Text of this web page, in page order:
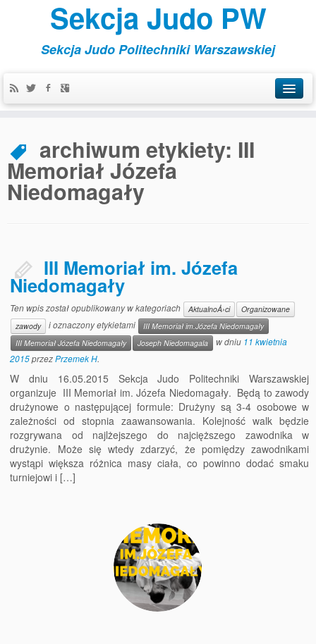
Sekcja Judo PW
Sekcja Judo Politechniki Warszawskiej
archiwum etykiety: III
Memoriał Józefa
Niedomagały
III Memoriał im. Józefa
Niedomagały
Ten wpis został opublikowany w kategoriach AktualnoÅ›ci
Organizowane
zawody
i oznaczony etykietami
III Memoriał im.Józefa Niedomagały
III Memoriał Józefa Niedomagały
Joseph Niedomagala w dniu 11 kwietnia
2015przezPrzemek H.
W dniu 16.05.2015 Sekcja Judo Politechniki Warszawskiej
organizuje III Memoriał im. Józefa Niedomagały. Będą to zawody
drużynowe o następującej formule: Drużyny są 3-4 osobowe w
zależności od stopnia zaawansowania. Kolejność walk będzie
rozgrywana od najlżejszego do najcięższego zawodnika w
drużynie. Może się wtedy zdarzyć, że pomiędzy zawodnikami
wystąpi większa różnica masy ciała, co powinno dodać smaku
turniejowi i […]